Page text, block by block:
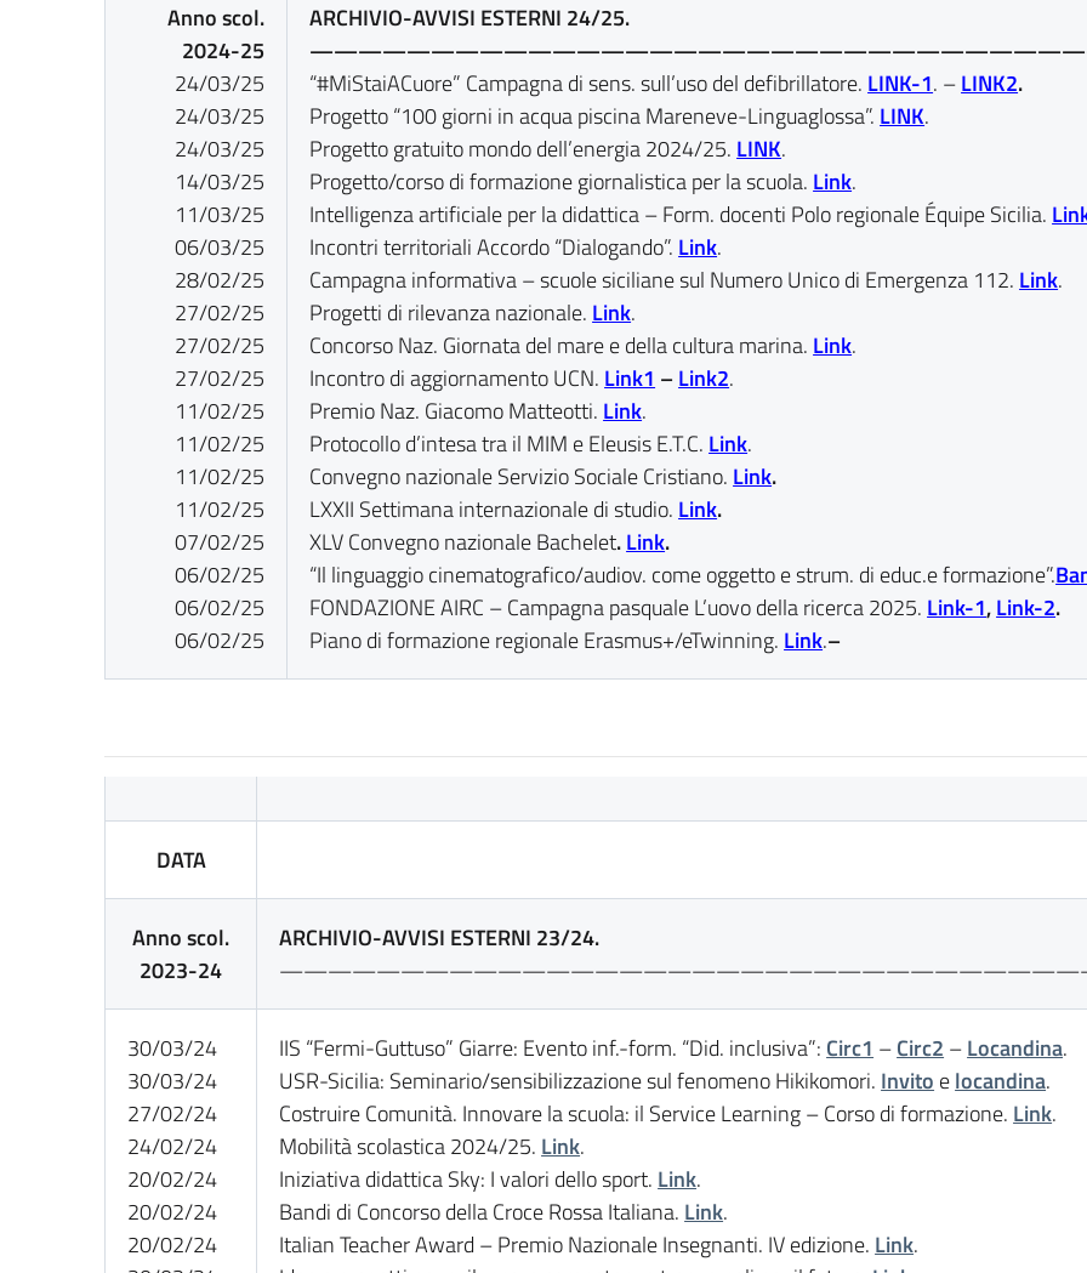
Anno scol.
2024-25
24/03/25
24/03/25
24/03/25
14/03/25
11/03/25
06/03/25
28/02/25
27/02/25
27/02/25
27/02/25
11/02/25
11/02/25
11/02/25
11/02/25
07/02/25
06/02/25
06/02/25
06/02/25
ARCHIVIO-AVVISI ESTERNI 24/25.
“#MiStaiACuore” Campagna di sens. sull’uso del defibrillatore. LINK-1. –LINK2.
Progetto “100 giorni in acqua piscina Mareneve-Linguaglossa”. LINK.
Progetto gratuito mondo dell’energia 2024/25. LINK.
Progetto/corso di formazione giornalistica per la scuola. Link.
Intelligenza artificiale per la didattica – Form. docenti Polo regionale Équipe Sicilia.
Incontri territoriali Accordo “Dialogando”. Link.
Campagna informativa – scuole siciliane sul Numero Unico di Emergenza 112. Link.
Progetti di rilevanza nazionale. Link.
Concorso Naz. Giornata del mare e della cultura marina. Link.
Incontro di aggiornamento UCN. Link1 – Link2.
Premio Naz. Giacomo Matteotti. Link.
Protocollo d’intesa tra il MIM e Eleusis E.T.C. Link.
Convegno nazionale Servizio Sociale Cristiano. Link.
LXXII Settimana internazionale di studio. Link.
XLV Convegno nazionale Bachelet.Link.
“Il linguaggio cinematografico/audiov. come oggetto e strum. di educ.e formazione”.
FONDAZIONE AIRC – Campagna pasquale L’uovo della ricerca 2025. Link-1,Link-2.
Piano di formazione regionale Erasmus+/eTwinning. Link.–
DATA
Anno scol.
2023-24
ARCHIVIO-AVVISI ESTERNI 23/24.
30/03/24
30/03/24
27/02/24
24/02/24
20/02/24
20/02/24
20/02/24
IIS “Fermi-Guttuso” Giarre: Evento inf.-form. “Did. inclusiva”: Circ1 –Circ2 –Locandina.
USR-Sicilia: Seminario/sensibilizzazione sul fenomeno Hikikomori. Invito elocandina.
Costruire Comunità. Innovare la scuola: il Service Learning – Corso di formazione. Link.
Mobilità scolastica 2024/25. Link.
Iniziativa didattica Sky: I valori dello sport. Link.
Bandi di Concorso della Croce Rossa Italiana. Link.
Italian Teacher Award – Premio Nazionale Insegnanti. IV edizione. Link.